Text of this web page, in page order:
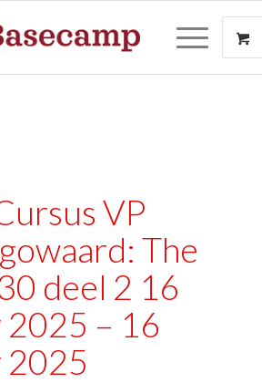
VP
The
deel 2 16
2025 – 16
2025